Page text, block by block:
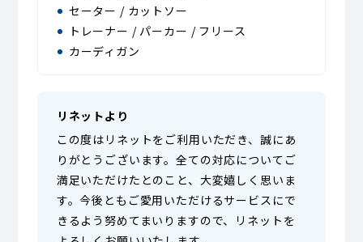
セーター / カットソー
トレーナー / パーカー / フリース
カーディガン
リネットより
この度はリネットをご利用いただき、誠にあ
りがとうございます。全ての対応についてご
満足いただけたとのこと、大変嬉しく思いま
す。今後ともご愛用いただけるサービスにで
きるよう努めてまいりますので、リネットを